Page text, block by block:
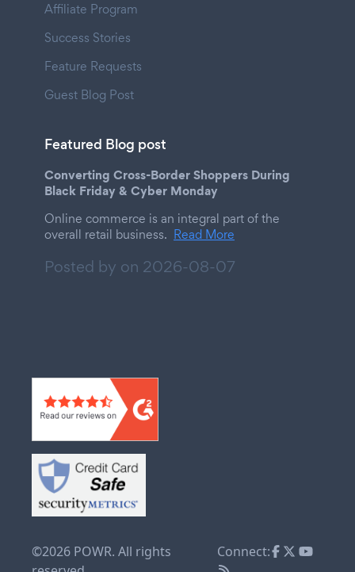
Affiliate Program
Success Stories
Feature Requests
Guest Blog Post
Featured Blog post
Converting Cross-Border Shoppers During
Black Friday & Cyber Monday
Online commerce is an integral part of the
overall retail business. Read More
Posted by on 2026-08-07
©2026 POWR. All rights
Connect: